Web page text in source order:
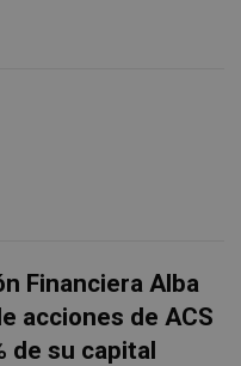
Financiera Alba
acciones de ACS
de su capital